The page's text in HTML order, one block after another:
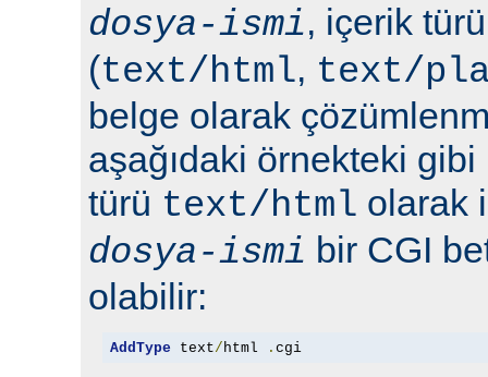
dosya-ismi, içerik
(text/html, text/
belge olarak
aşağıdaki örnekteki
türü text/html olarak
dosya-ismi bir CGI
olabilir:
AddType text/ html . cgi